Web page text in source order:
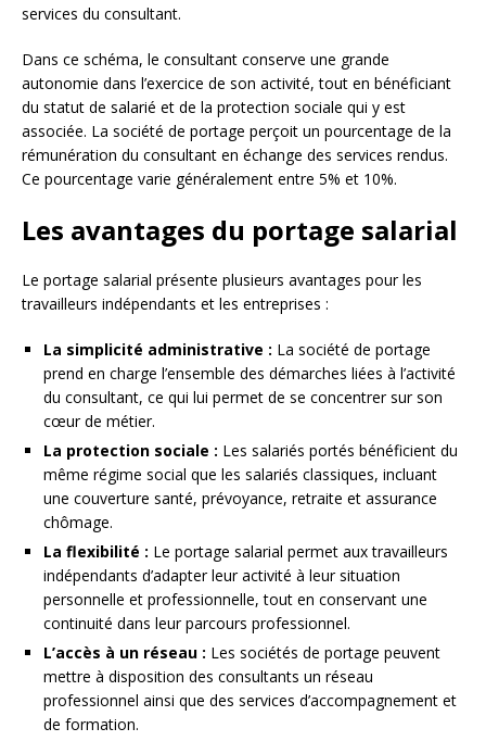
services du consultant.
Dans ce schéma, le consultant conserve une grande
autonomie dans l’exercice de son activité, tout en bénéficiant
du statut de salarié et de la protection sociale qui y est
associée. La société de portage perçoit un pourcentage de la
rémunération du consultant en échange des services rendus.
Ce pourcentage varie généralement entre 5% et 10%.
Les avantages du portage salarial
Le portage salarial présente plusieurs avantages pour les
travailleurs indépendants et les entreprises :
La simplicité administrative : La société de portage
prend en charge l’ensemble des démarches liées à l’activité
du consultant, ce qui lui permet de se concentrer sur son
cœur de métier.
La protection sociale : Les salariés portés bénéficient du
même régime social que les salariés classiques, incluant
une couverture santé, prévoyance, retraite et assurance
chômage.
La flexibilité : Le portage salarial permet aux travailleurs
indépendants d’adapter leur activité à leur situation
personnelle et professionnelle, tout en conservant une
continuité dans leur parcours professionnel.
L’accès à un réseau : Les sociétés de portage peuvent
mettre à disposition des consultants un réseau
professionnel ainsi que des services d’accompagnement et
de formation.